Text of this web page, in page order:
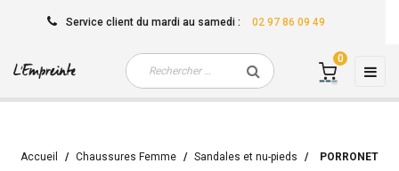
Service client du mardi au samedi : 02 97 86 09 49
☰
0
Accueil Chaussures Femme Sandales et nu-pieds
PORRONET